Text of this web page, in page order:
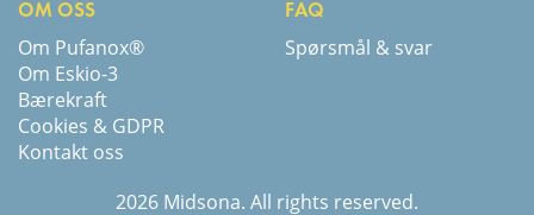
OM OSS
Om Pufanox®
Om Eskio-3
Bærekraft
Cookies & GDPR
Kontakt oss
FAQ
Spørsmål & svar
2026 Midsona. All rights reserved.